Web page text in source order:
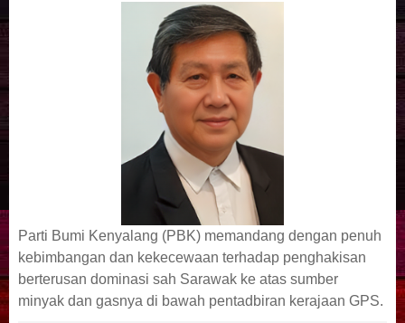
Parti Bumi Kenyalang (PBK) memandang dengan penuh
kebimbangan dan kekecewaan terhadap penghakisan
berterusan dominasi sah Sarawak ke atas sumber
minyak dan gasnya di bawah pentadbiran kerajaan GPS.